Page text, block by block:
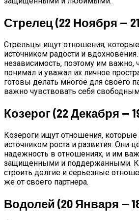
Стрелец (22 Ноября —
Стрельцы ищут отношения,
источником радости и
независимость, поэтому им важно,
понимал и уважал их личное
готовы делать многое для своего
важно чувствовать себя
Козерог (22 Декабря —
Козероги ищут отношения, которые
источником роста и развития. Они
надежность в отношениях, и им
защищенными и поддержанными.
строить долгие и серьезные
же от своего партнера.
Водолей (20 Января —